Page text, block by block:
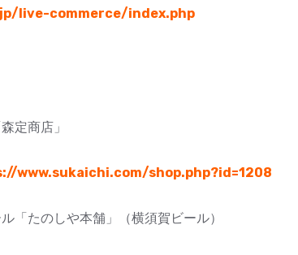
live-commerce/index.php
定商店」
www.sukaichi.com/shop.php?id=1208
「たのしや本舗」（横須賀ビール）